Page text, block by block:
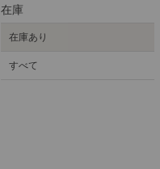
在庫
在庫あり
すべて